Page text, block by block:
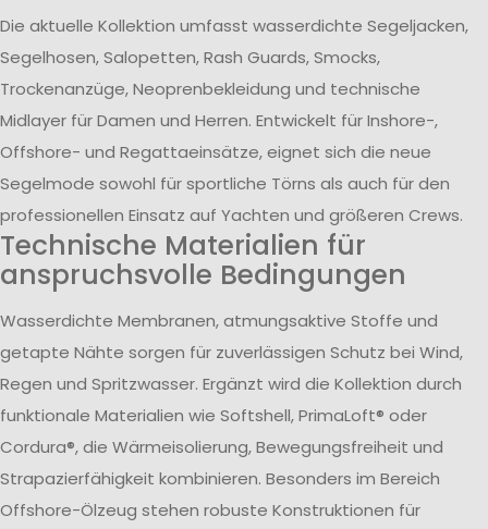
Die aktuelle Kollektion umfasst wasserdichte Segeljacken,
Segelhosen, Salopetten, Rash Guards, Smocks,
Trockenanzüge, Neoprenbekleidung und technische
Midlayer für Damen und Herren. Entwickelt für Inshore-,
Offshore- und Regattaeinsätze, eignet sich die neue
Segelmode sowohl für sportliche Törns als auch für den
professionellen Einsatz auf Yachten und größeren Crews.
Technische Materialien für
anspruchsvolle Bedingungen
Wasserdichte Membranen, atmungsaktive Stoffe und
getapte Nähte sorgen für zuverlässigen Schutz bei Wind,
Regen und Spritzwasser. Ergänzt wird die Kollektion durch
funktionale Materialien wie Softshell, PrimaLoft® oder
Cordura®, die Wärmeisolierung, Bewegungsfreiheit und
Strapazierfähigkeit kombinieren. Besonders im Bereich
Offshore-Ölzeug stehen robuste Konstruktionen für